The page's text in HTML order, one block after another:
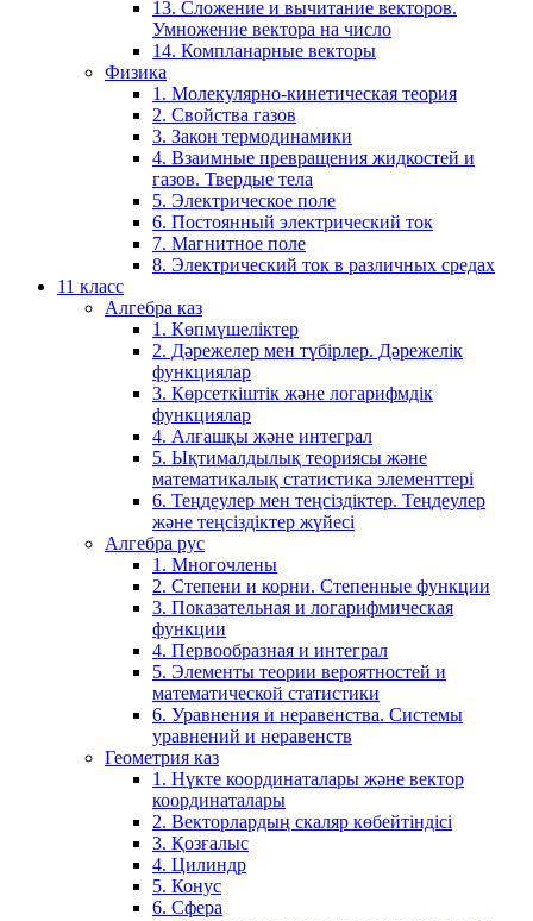
13. Сложение и вычитание векторов.
Умножение вектора на число
14. Компланарные векторы
Физика
1. Молекулярно-кинетическая теория
2. Свойства газов
3. Закон термодинамики
4. Взаимные превращения жидкостей и
газов. Твердые тела
5. Электрическое поле
6. Постоянный электрический ток
7. Магнитное поле
8. Электрический ток в различных средах
11 класс
Алгебра каз
1. Көпмүшеліктер
2. Дәрежелер мен түбірлер. Дәрежелік
функциялар
3. Көрсеткіштік және логарифмдік
функциялар
4. Алғашқы және интеграл
5. Ықтималдылық теориясы және
математикалық статистика элементтері
6. Теңдеулер мен теңсіздіктер. Теңдеулер
және теңсіздіктер жүйесі
Алгебра рус
1. Многочлены
2. Степени и корни. Степенные функции
3. Показательная и логарифмическая
функции
4. Первообразная и интеграл
5. Элементы теории вероятностей и
математической статистики
6. Уравнения и неравенства. Системы
уравнений и неравенств
Геометрия каз
1. Нүкте координаталары және вектор
координаталары
2. Векторлардың скаляр көбейтіндісі
3. Қозғалыс
4. Цилиндр
5. Конус
6. Сфера